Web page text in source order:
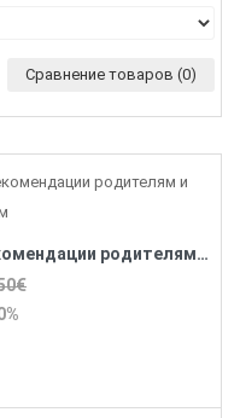
Сравнение товаров (0)
Первый год жизни малыша: рекомендации родителям и педагогам